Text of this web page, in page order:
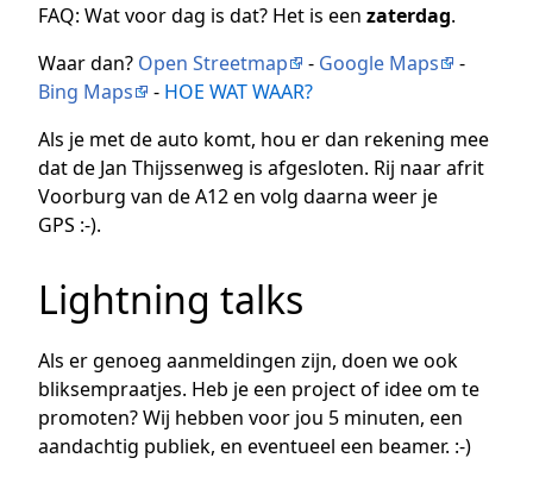
FAQ: Wat voor dag is dat? Het is een zaterdag.
Waar dan? Open Streetmap - Google Maps
-
Bing Maps
- HOE WAT WAAR?
Als je met de auto komt, hou er dan rekening mee
dat de Jan Thijssenweg is afgesloten. Rij naar afrit
Voorburg van de A12 en volg daarna weer je
GPS :-).
Lightning talks
Als er genoeg aanmeldingen zijn, doen we ook
bliksempraatjes. Heb je een project of idee om te
promoten? Wij hebben voor jou 5 minuten, een
aandachtig publiek, en eventueel een beamer. :-)